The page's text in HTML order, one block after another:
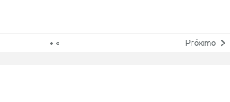
Próximo